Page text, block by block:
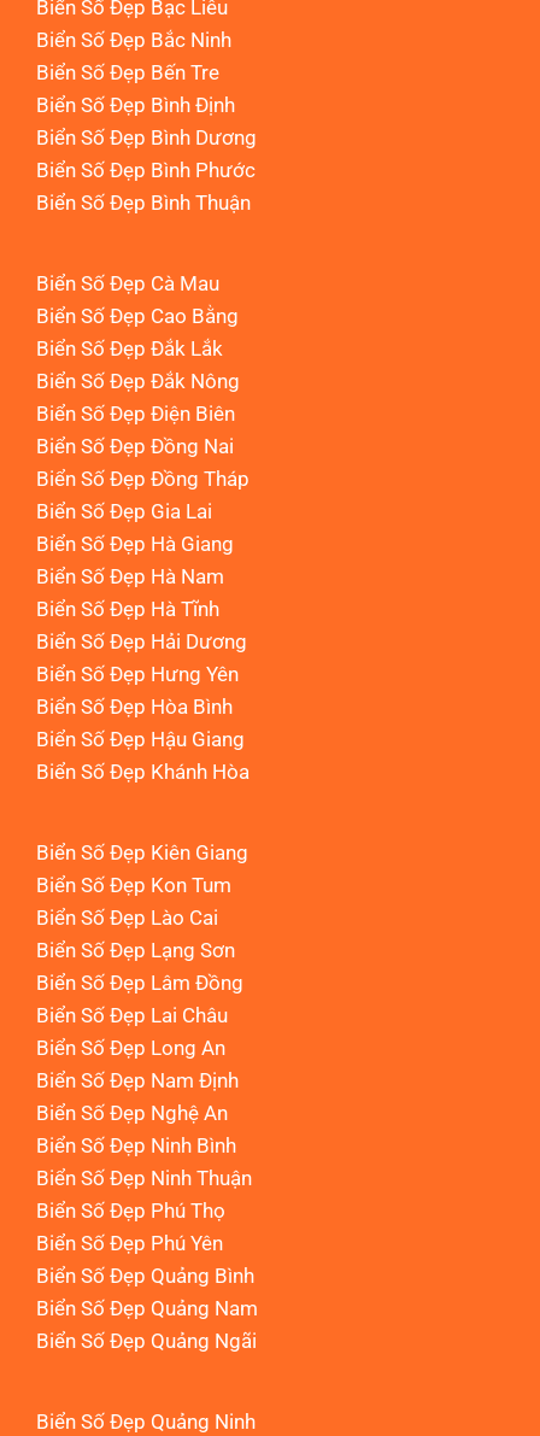
Biển Số Đẹp Bạc Liêu
Biển Số Đẹp Bắc Ninh
Biển Số Đẹp Bến Tre
Biển Số Đẹp Bình Định
Biển Số Đẹp Bình Dương
Biển Số Đẹp Bình Phước
Biển Số Đẹp Bình Thuận
Biển Số Đẹp Cà Mau
Biển Số Đẹp Cao Bằng
Biển Số Đẹp Đắk Lắk
Biển Số Đẹp Đắk Nông
Biển Số Đẹp Điện Biên
Biển Số Đẹp Đồng Nai
Biển Số Đẹp Đồng Tháp
Biển Số Đẹp Gia Lai
Biển Số Đẹp Hà Giang
Biển Số Đẹp Hà Nam
Biển Số Đẹp Hà Tĩnh
Biển Số Đẹp Hải Dương
Biển Số Đẹp Hưng Yên
Biển Số Đẹp Hòa Bình
Biển Số Đẹp Hậu Giang
Biển Số Đẹp Khánh Hòa
Biển Số Đẹp Kiên Giang
Biển Số Đẹp Kon Tum
Biển Số Đẹp Lào Cai
Biển Số Đẹp Lạng Sơn
Biển Số Đẹp Lâm Đồng
Biển Số Đẹp Lai Châu
Biển Số Đẹp Long An
Biển Số Đẹp Nam Định
Biển Số Đẹp Nghệ An
Biển Số Đẹp Ninh Bình
Biển Số Đẹp Ninh Thuận
Biển Số Đẹp Phú Thọ
Biển Số Đẹp Phú Yên
Biển Số Đẹp Quảng Bình
Biển Số Đẹp Quảng Nam
Biển Số Đẹp Quảng Ngãi
Biển Số Đẹp Quảng Ninh